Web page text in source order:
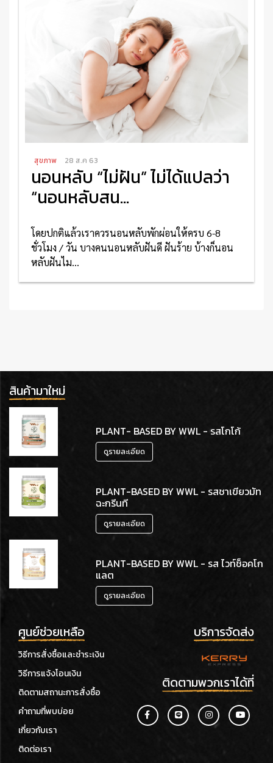
อ่านเพิ่มเติม
สุขภาพ 28 ส.ค 63
นอนหลับ “ไม่ฝัน” ไม่ได้แปลว่า
“นอนหลับสน...
โดยปกติแล้วเราควรนอนหลับพักผ่อนให้ครบ 6-8
ชั่วโมง / วัน บางคนนอนหลับฝันดี ฝันร้าย บ้างก็นอน
หลับฝันไม...
สินค้ามาใหม่
PLANT- BASED BY WWL - รสโกโก้
ดูรายละเอียด
PLANT-BASED BY WWL - รสชาเขียวมัท
ฉะกรีนที
ดูรายละเอียด
PLANT-BASED BY WWL - รส ไวท์ช็อคโก
แลต
ดูรายละเอียด
ศูนย์ช่วยเหลือ
วิธีการสั่งซื้อและชำระเงิน
วิธีการแจ้งโอนเงิน
ติดตามสถานะการสั่งซื้อ
คำถามที่พบบ่อย
เกี่ยวกับเรา
ติดต่อเรา
บริการจัดส่ง
ติดตามพวกเราได้ที่